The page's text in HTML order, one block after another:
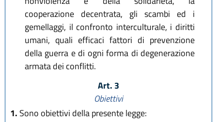
cooperazione decentrata, gli scambi ed i
gemellaggi, il confronto interculturale, i diritti
umani, quali efficaci fattori di prevenzione
della guerra e di ogni forma di degenerazione
armata dei conflitti.
Art. 3
Obiettivi
1. Sono obiettivi della presente legge: